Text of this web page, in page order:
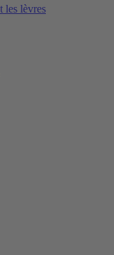
les lèvres